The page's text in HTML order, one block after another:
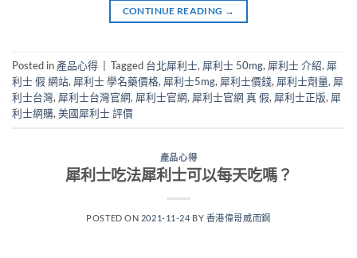
CONTINUE READING →
Posted in 產品心得 Tagged 台北犀利士, 犀利士 50mg, 犀利士 介紹, 犀
利士 假 網站, 犀利士 學名藥價格, 犀利士5mg, 犀利士價錢, 犀利士劑量, 犀
利士台灣, 犀利士台灣官網, 犀利士官網, 犀利士官網 真 假, 犀利士正版, 犀
利士網購, 美國犀利士 評價
產品心得
犀利士吃法犀利士可以每天吃嗎？
POSTED ON 2021-11-24 BY 香港偉哥威而鋼